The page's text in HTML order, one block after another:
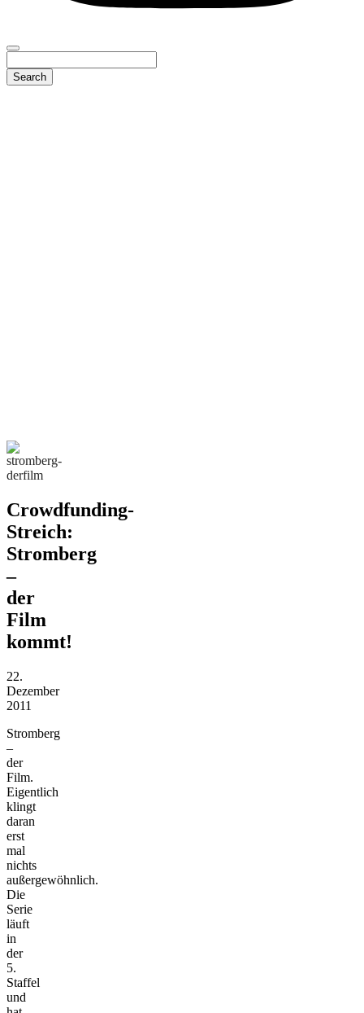
Crowdfunding-
Streich:
Stromberg
–
der
Film
kommt!
22.
Dezember
2011
Stromberg
–
der
Film.
Eigentlich
klingt
daran
erst
mal
nichts
außergewöhnlich.
Die
Serie
läuft
in
der
5.
Staffel
und